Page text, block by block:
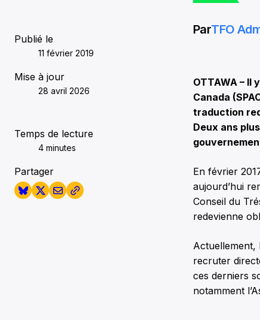
Publié le
11 février 2019
Mise à jour
28 avril 2026
Temps de lecture
4 minutes
Partager
ParTFO
OTTAWA – Il
Canada
traduction
Deux ans
En février
aujourd’hui
Conseil du
redevienne
Actuellement,
recruter
ces derniers
notamment